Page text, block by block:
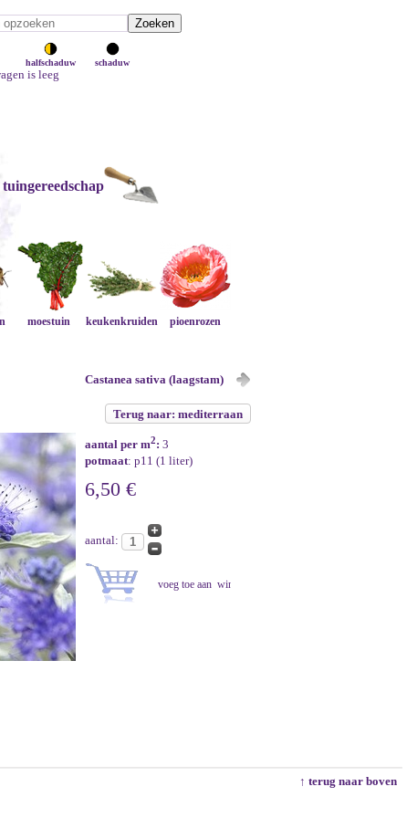
halfschaduw schaduw
is leeg
tuingereedschap
moestuin keukenkruiden pioenrozen
Castanea sativa (laagstam)
Terug naar: mediterraan
aantal per m2: 3
potmaat: p11 (1 liter)
6,50 €
aantal:
↑ terug naar boven